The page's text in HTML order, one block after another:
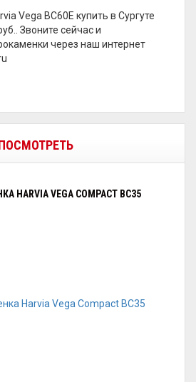
Vega BC60E купить в Сургуте
Звоните сейчас и
через наш интернет
HARVIA VEGA COMPACT BC35